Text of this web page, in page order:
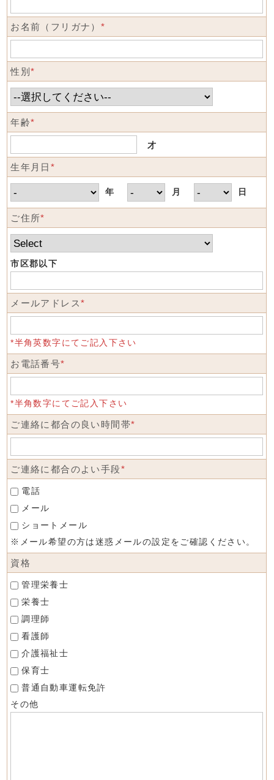
お名前（フリガナ） *
性別*
年齢*
才
生年月日 *
年 月 日
ご住所*
市区郡以下
メールアドレス*
*半角英数字にてご記入下さい
お電話番号*
*半角数字にてご記入下さい
ご連絡に都合の良い時間帯*
ご連絡に都合のよい手段*
電話
メール
ショートメール
※メール希望の方は迷惑メールの設定をご確認ください。
資格
管理栄養士
栄養士
調理師
看護師
介護福祉士
保育士
普通自動車運転免許
その他